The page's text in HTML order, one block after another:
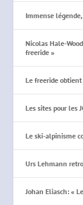
Immense
Nicolas Hale-
freeride »
Le freeride
Les sites pour les
Le ski-alpinisme
Urs Lehmann
Johan Eliasch: «